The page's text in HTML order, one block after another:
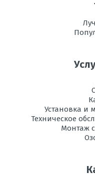
Установка и
Техническое
Монтаж